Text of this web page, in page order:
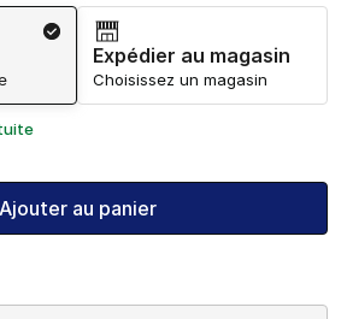
Expédier au magasin
Choisissez un magasin
Ajouter au panier